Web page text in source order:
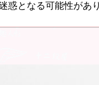
惑となる可能性があ